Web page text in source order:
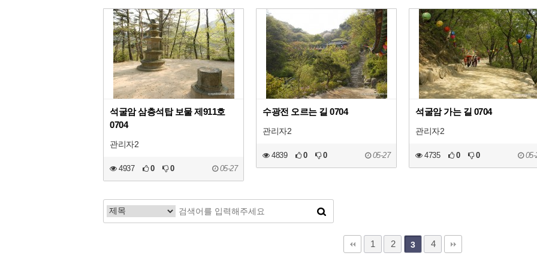
석굴암 삼층석탑 보물 제911호
0704
관리자2
4937 0 0 05-27
수광전 오르는 길 0704
관리자2
4839 0 0 05-27
석굴암 가는 길 0704
관리자2
4735 0 0 05-
1 2 3 4